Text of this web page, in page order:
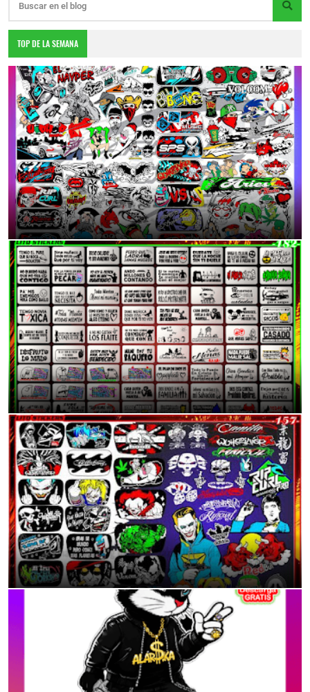
TOP DE LA SEMANA
DESCARGA TOTALMENTE GRATIS
6:55 p.m.
Mas de 70 Modelo de Frases/Calcas para tu Moto o auto
11:38 p.m.
Calcomanías Tuning para Mototaxis: Dale Vida a tu Vehículo
11:40 p.m.